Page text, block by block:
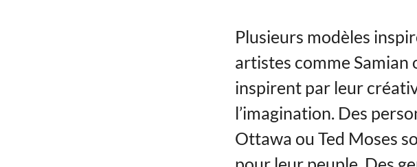
Plusieurs modèles
artistes comme Samian
inspirent par leur
l’imagination. Des
Ottawa ou Ted Moses